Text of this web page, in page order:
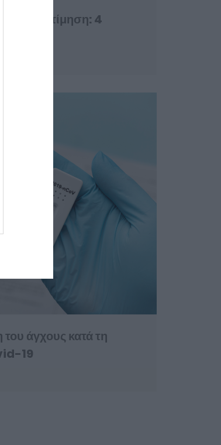
αυτοεκτίμηση: 4
τους
του άγχους κατά τη
19